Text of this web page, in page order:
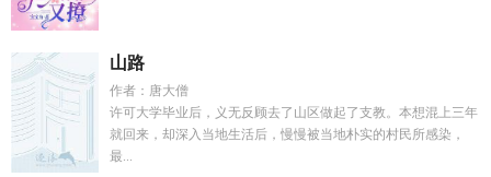
山路
作者：唐大僧
许可大学毕业后，义无反顾去了山区做起了支教。本想混上三年
就回来，却深入当地生活后，慢慢被当地朴实的村民所感染，
最...